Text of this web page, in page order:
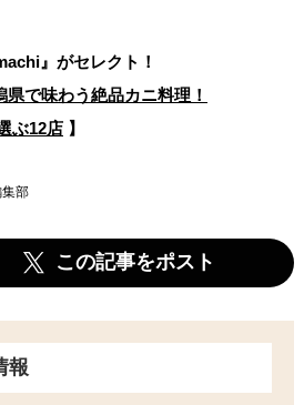
』がセレクト！
で味わう絶品カニ料理！
ぶ12店 】
部
この記事をポスト
報